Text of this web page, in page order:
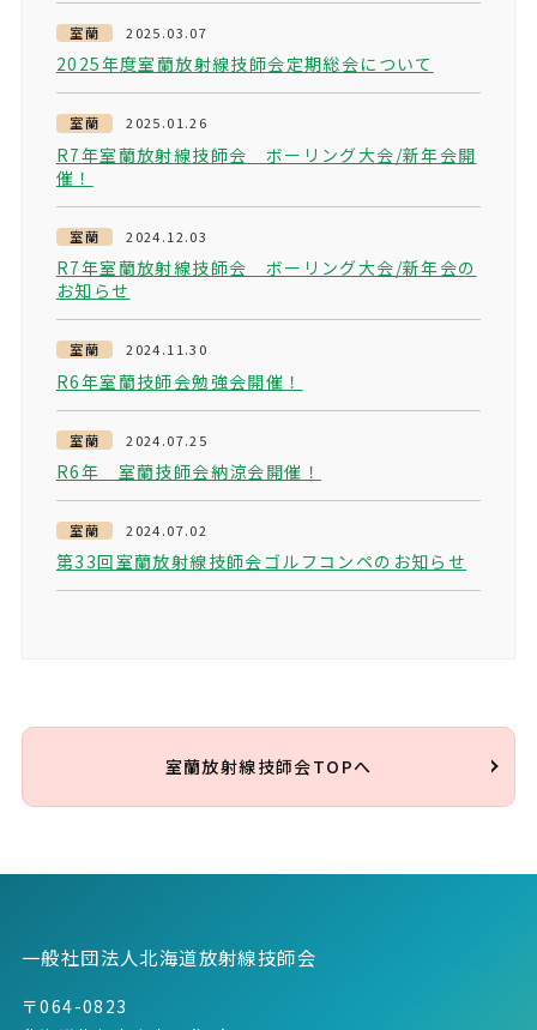
室蘭 2025.03.07
2025年度室蘭放射線技師会定期総会について
室蘭 2025.01.26
R7年室蘭放射線技師会 ボーリング大会/新年会開
催！
室蘭 2024.12.03
R7年室蘭放射線技師会 ボーリング大会/新年会の
お知らせ
室蘭 2024.11.30
R6年室蘭技師会勉強会開催！
室蘭 2024.07.25
R6年 室蘭技師会納涼会開催！
室蘭 2024.07.02
第33回室蘭放射線技師会ゴルフコンペのお知らせ
室蘭放射線技師会TOPへ
一般社団法人北海道放射線技師会
〒064-0823